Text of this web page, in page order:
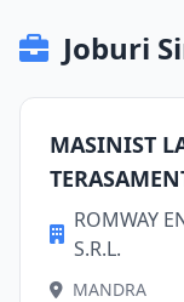
Joburi
MASINIST
ROMWAY
S.R.L.
MANDRA